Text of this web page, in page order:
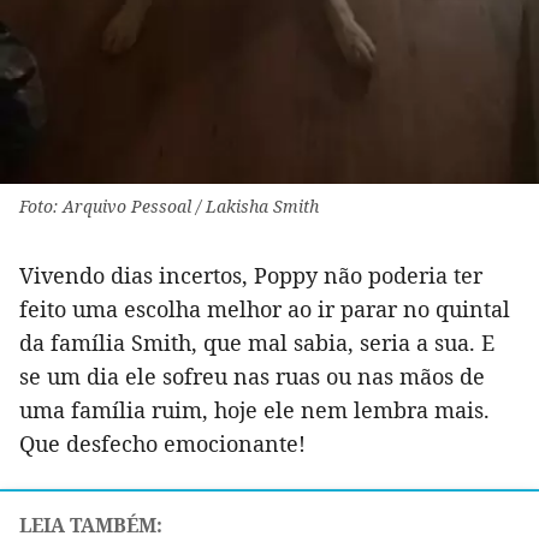
Foto: Arquivo Pessoal / Lakisha Smith
Vivendo dias incertos, Poppy não poderia ter
feito uma escolha melhor ao ir parar no quintal
da família Smith, que mal sabia, seria a sua. E
se um dia ele sofreu nas ruas ou nas mãos de
uma família ruim, hoje ele nem lembra mais.
Que desfecho emocionante!